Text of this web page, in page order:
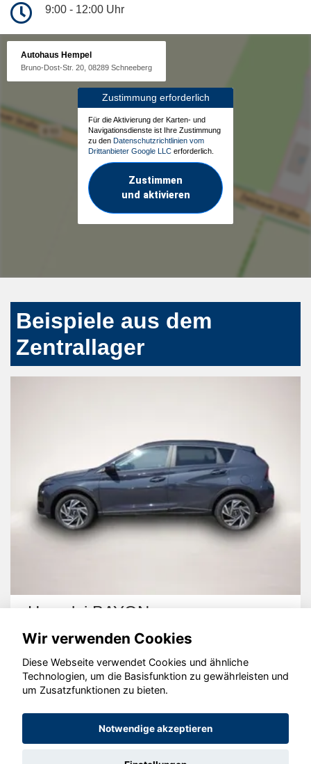
9:00 - 12:00 Uhr
Autohaus Hempel
Bruno-Dost-Str. 20, 08289 Schneeberg
Zustimmung erforderlich
Für die Aktivierung der Karten- und
Navigationsdienste ist Ihre Zustimmung
zu den Datenschutzrichtlinien vom
Drittanbieter Google LLC erforderlich.
Zustimmen
und aktivieren
Beispiele aus dem
Zentrallager
Hyundai BAYON
© konjunkturmotor.de GmbH 2020 - 2026
Wir verwenden Cookies
Diese Webseite verwendet Cookies und ähnliche
Technologien, um die Basisfunktion zu gewährleisten und
um Zusatzfunktionen zu bieten.
Notwendige akzeptieren